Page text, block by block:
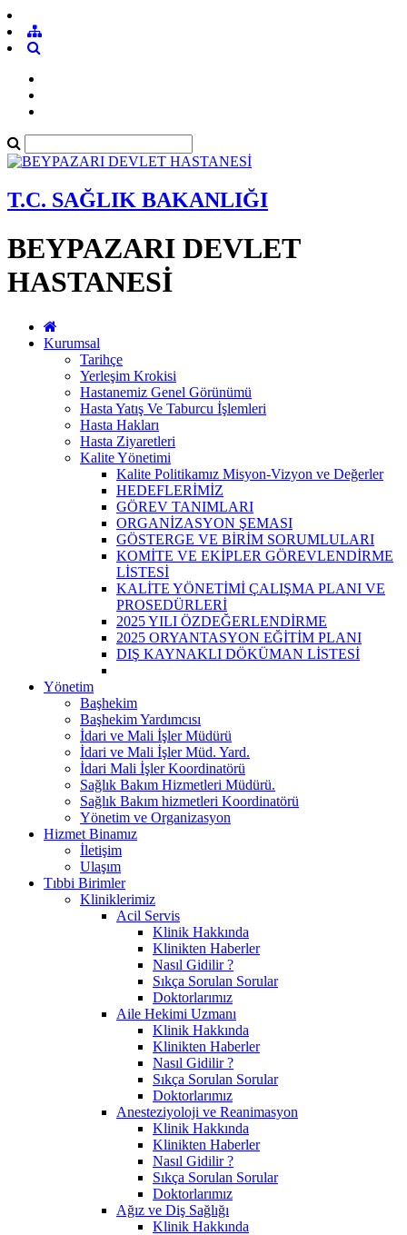
T.C. SAĞLIK BAKANLIĞI
BEYPAZARI DEVLET
HASTANESİ
Kurumsal
Tarihçe
Yerleşim Krokisi
Hastanemiz Genel Görünümü
Hasta Yatış Ve Taburcu İşlemleri
Hasta Hakları
Hasta Ziyaretleri
Kalite Yönetimi
Kalite Politikamız Misyon-Vizyon ve Değerler
HEDEFLERİMİZ
GÖREV TANIMLARI
ORGANİZASYON ŞEMASI
GÖSTERGE VE BİRİM SORUMLULARI
KOMİTE VE EKİPLER GÖREVLENDİRME
LİSTESİ
KALİTE YÖNETİMİ ÇALIŞMA PLANI VE
PROSEDÜRLERİ
2025 YILI ÖZDEĞERLENDİRME
2025 ORYANTASYON EĞİTİM PLANI
DIŞ KAYNAKLI DÖKÜMAN LİSTESİ
Yönetim
Başhekim
Başhekim Yardımcısı
İdari ve Mali İşler Müdürü
İdari ve Mali İşler Müd. Yard.
İdari Mali İşler Koordinatörü
Sağlık Bakım Hizmetleri Müdürü.
Sağlık Bakım hizmetleri Koordinatörü
Yönetim ve Organizasyon
Hizmet Binamız
İletişim
Ulaşım
Tıbbi Birimler
Kliniklerimiz
Acil Servis
Klinik Hakkında
Klinikten Haberler
Nasıl Gidilir ?
Sıkça Sorulan Sorular
Doktorlarımız
Aile Hekimi Uzmanı
Klinik Hakkında
Klinikten Haberler
Nasıl Gidilir ?
Sıkça Sorulan Sorular
Doktorlarımız
Anesteziyoloji ve Reanimasyon
Klinik Hakkında
Klinikten Haberler
Nasıl Gidilir ?
Sıkça Sorulan Sorular
Doktorlarımız
Ağız ve Diş Sağlığı
Klinik Hakkında